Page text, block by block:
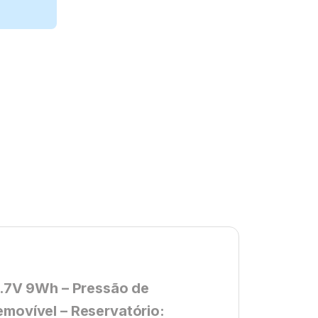
9Wh – Pressão de
– Reservatório: